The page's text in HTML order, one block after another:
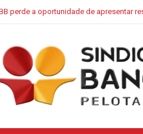
Saúde Caixa: Banco apresenta